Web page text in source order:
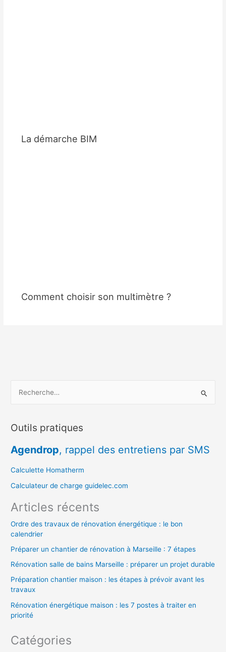
La démarche BIM
Comment choisir son multimètre ?
h
r
c
h
r
:
Outils pratiques
Agendrop, rappel des entretiens par SMS
Calculette Homatherm
Calculateur de charge guidelec.com
Articles récents
Ordre des travaux de rénovation énergétique : le bon
calendrier
Préparer un chantier de rénovation à Marseille : 7 étapes
Rénovation salle de bains Marseille : préparer un projet durable
Préparation chantier maison : les étapes à prévoir avant les
travaux
Rénovation énergétique maison : les 7 postes à traiter en
priorité
Catégories